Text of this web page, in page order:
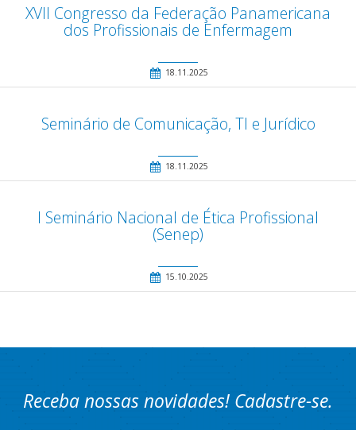
XVII Congresso da Federação Panamericana
dos Profissionais de Enfermagem
18.11.2025
Seminário de Comunicação, TI e Jurídico
18.11.2025
I Seminário Nacional de Ética Profissional
(Senep)
15.10.2025
Receba nossas novidades! Cadastre-se.